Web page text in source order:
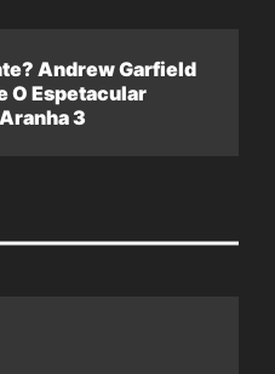
Andrew Garfield
O Espetacular
3